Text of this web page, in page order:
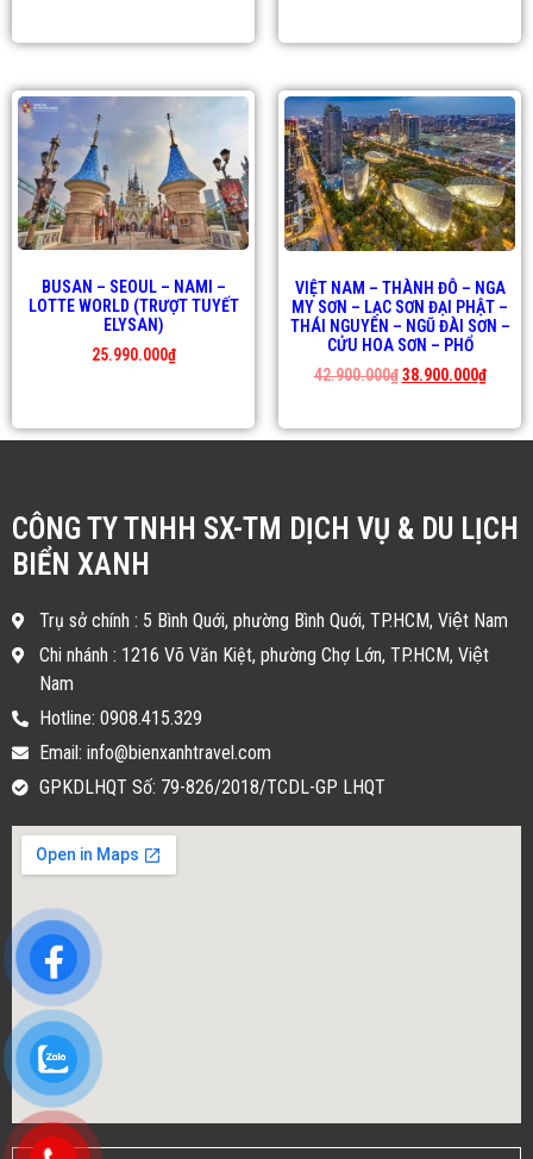
BUSAN – SEOUL – NAMI –
LOTTE WORLD (TRƯỢT TUYẾT
ELYSAN)
25.990.000₫
VIỆT NAM – THÀNH ĐÔ – NGA
MY SƠN – LẠC SƠN ĐẠI PHẬT –
THÁI NGUYÊN – NGŨ ĐÀI SƠN –
CỬU HOA SƠN – PHỔ
42.900.000₫ 38.900.000₫
CÔNG TY TNHH SX-TM DỊCH VỤ & DU LỊCH
BIỂN XANH
Trụ sở chính : 5 Bình Quới, phường Bình Quới, TP.HCM, Việt Nam
Chi nhánh : 1216 Võ Văn Kiệt, phường Chợ Lớn, TP.HCM, Việt
Nam
Hotline: 0908.415.329
Email: info@bienxanhtravel.com
GPKDLHQT Số: 79-826/2018/TCDL-GP LHQT